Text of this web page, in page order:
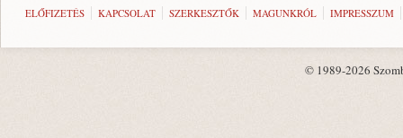
ELŐFIZETÉS KAPCSOLAT SZERKESZTŐK MAGUNKRÓL IMPRESSZUM
© 1989-2026